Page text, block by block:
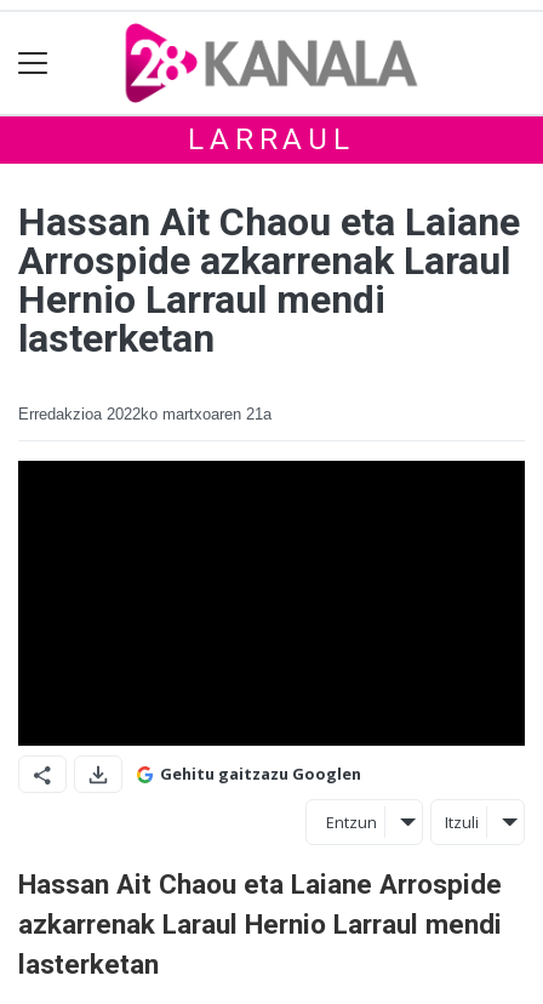
LARRAUL
Hassan Ait Chaou eta Laiane
Arrospide azkarrenak Laraul
Hernio Larraul mendi
lasterketan
Erredakzioa 2022ko martxoaren 21a
Gehitu gaitzazu Googlen
Entzun Itzuli
Hassan Ait Chaou eta Laiane Arrospide
azkarrenak Laraul Hernio Larraul mendi
lasterketan